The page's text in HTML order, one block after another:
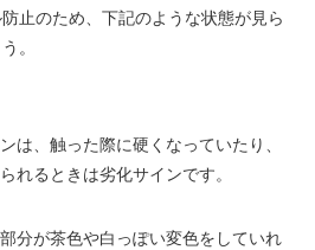
止のため、下記のような状態が見ら
。
は、触った際に硬くなっていたり、
れるときは劣化サインです。
分が茶色や白っぽい変色をしていれ